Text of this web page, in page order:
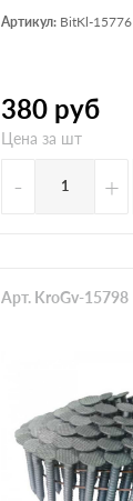
Артикул: BitKl-15776
380 руб
Цена за шт
- +
Арт. KroGv-15798